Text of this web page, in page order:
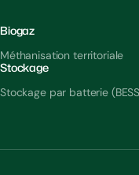
Biogaz
Méthanisation territoriale
Stockage
Stockage par batterie